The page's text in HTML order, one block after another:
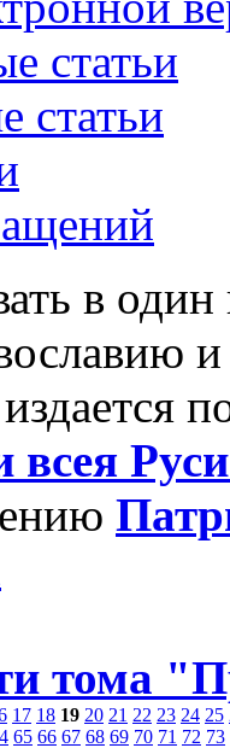
статьи
статьи
в
всея
тома
17 18 19 20 21 22 23 24 25
65 66 67 68 69 70 71 72 73